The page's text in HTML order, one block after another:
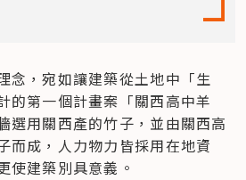
念，宛如讓建築從土地中「生
的第一個計畫案「關西高中羊
選用關西產的竹子，並由關西高
而成，人力物力皆採用在地資
使建築別具意義。